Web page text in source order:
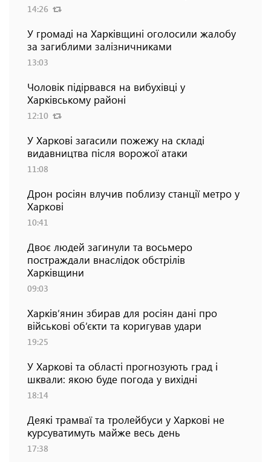
14:26
У громаді на Харківщині оголосили жалобу
за загиблими залізничниками
13:03
Чоловік підірвався на вибухівці у
Харківському районі
12:10
У Харкові загасили пожежу на складі
видавництва після ворожої атаки
11:08
Дрон росіян влучив поблизу станції метро у
Харкові
10:41
Двоє людей загинули та восьмеро
постраждали внаслідок обстрілів
Харківщини
09:03
Харків’янин збирав для росіян дані про
військові об’єкти та коригував удари
19:25
У Харкові та області прогнозують град і
шквали: якою буде погода у вихідні
18:14
Деякі трамваї та тролейбуси у Харкові не
курсуватимуть майже весь день
17:38